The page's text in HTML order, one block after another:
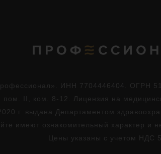
ИНН 7704446404. ОГРН
пом. II, ком. 8-12. Лицензия на
г. выдана Департаментом
имеют ознакомительный характер и
Цены указаны с учетом НДС